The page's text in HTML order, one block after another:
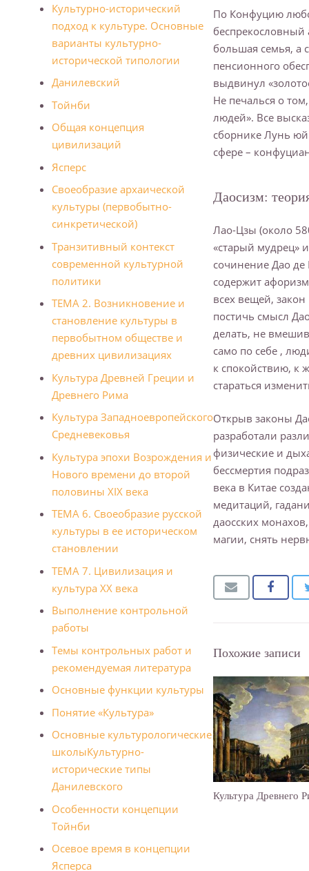
По Конфуцию
беспрекословный
большая семья, а
пенсионного
выдвинул
Не печалься о
людей». Все
сборнике Лунь
сфере –
Даосизм:
Лао-Цзы (около
«старый мудрец»
сочинение Дао де
содержит
всех вещей, закон
постичь смысл
делать, не
само по себе ,
к спокойствию, к
стараться
Открыв законы
разработали
физические и
бессмертия
века в Китае
медитаций,
даосских
магии, снять
Похожие записи
Культура Древнего
Культурно-исторический
подход к культуре. Основные
варианты культурно-
исторической типологии
Данилевский
Тойнби
Общая концепция
цивилизаций
Ясперс
Своеобразие архаической
культуры (первобытно-
синкретической)
Транзитивный контекст
современной культурной
политики
ТЕМА 2. Возникновение и
становление культуры в
первобытном обществе и
древних цивилизациях
Культура Древней Греции и
Дpевнегo Рима
Культура Западноевропейского
Средневековья
Культура эпохи Возрождения и
Нового времени до второй
половины XIX века
ТЕМА 6. Своеобразие русской
культуры в ее историческом
становлении
ТЕМА 7. Цивилизация и
культура XX века
Выполнение контрольной
работы
Темы контрольных работ и
рекомендуемая литература
Основные функции культуры
Понятие «Культура»
Основные культурологические
школыКультурно-
исторические типы
Данилевского
Особенности концепции
Тойнби
Осевое время в концепции
Ясперса